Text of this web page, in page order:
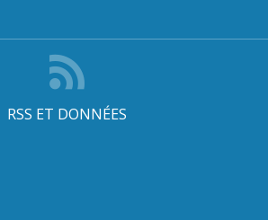
RSS ET DONNÉES